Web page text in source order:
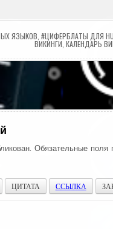
ЯЗЫКОВ ,#ЦИФЕРБЛАТЫ ДЛЯ
ВИКИНГИ КАЛЕНДАРЬ
Обязательные поля
ЦИТАТА ССЫЛКА